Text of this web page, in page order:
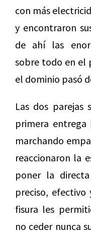
con más
y encontraron
de ahí las
sobre todo en el
el dominio pasó
Las dos parejas
primera entrega
marchando
reaccionaron la
poner la
preciso, efectivo
fisura les
no ceder nunca